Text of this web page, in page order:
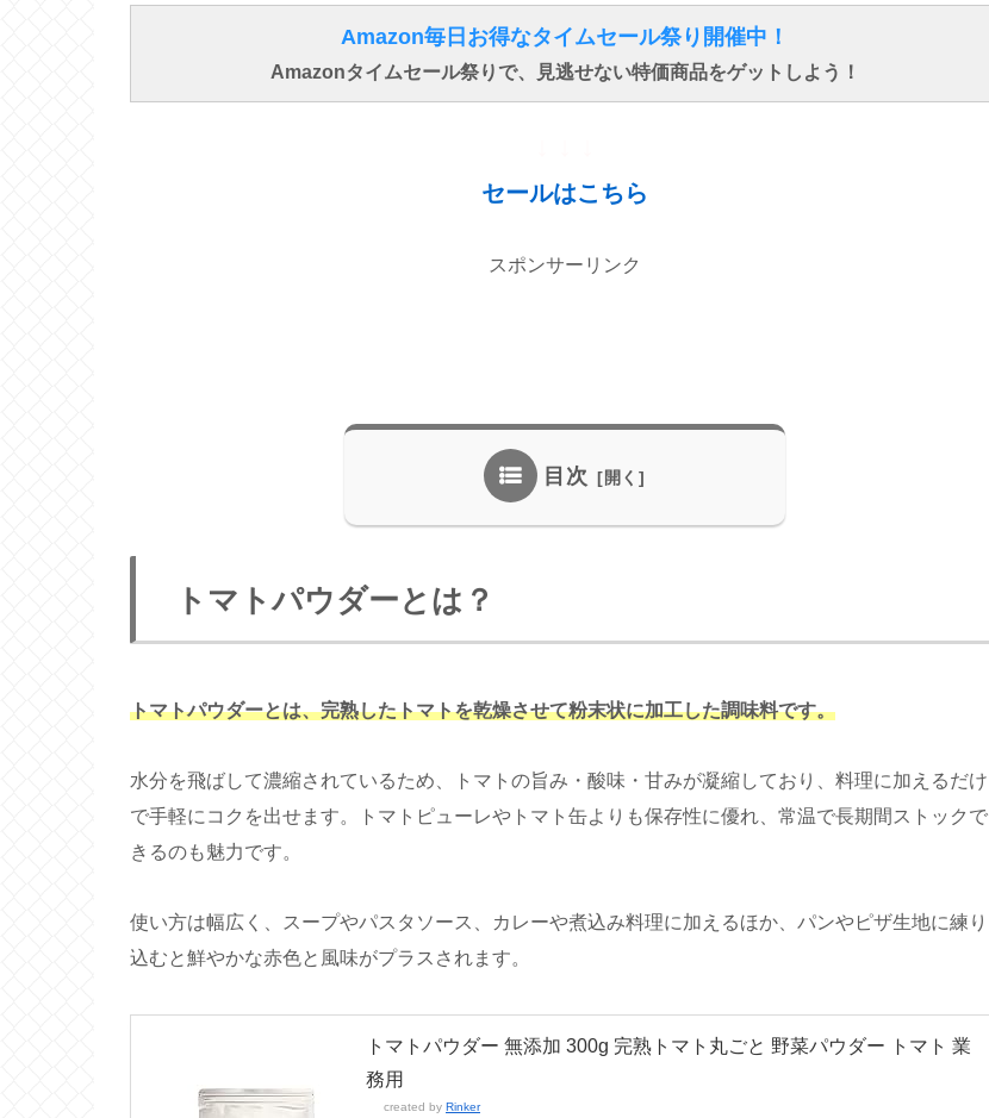
Amazon毎日お得なタイムセール祭り開催中！
Amazonタイムセール祭りで、見逃せない特価商品をゲットしよう！
セールはこちら
スポンサーリンク
目次
トマトパウダーとは？
トマトパウダーとは、完熟したトマトを乾燥させて粉末状に加工した調味料です。
水分を飛ばして濃縮されているため、トマトの旨み・酸味・甘みが凝縮しており、料理に加えるだけ
で手軽にコクを出せます。トマトピューレやトマト缶よりも保存性に優れ、常温で長期間ストックで
きるのも魅力です。
使い方は幅広く、スープやパスタソース、カレーや煮込み料理に加えるほか、パンやピザ生地に練り
込むと鮮やかな赤色と風味がプラスされます。
トマトパウダー 無添加 300g 完熟トマト丸ごと 野菜パウダー トマト 業
務用
created by Rinker